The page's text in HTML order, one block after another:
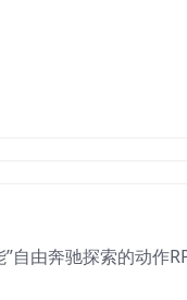
”自由奔驰探索的动